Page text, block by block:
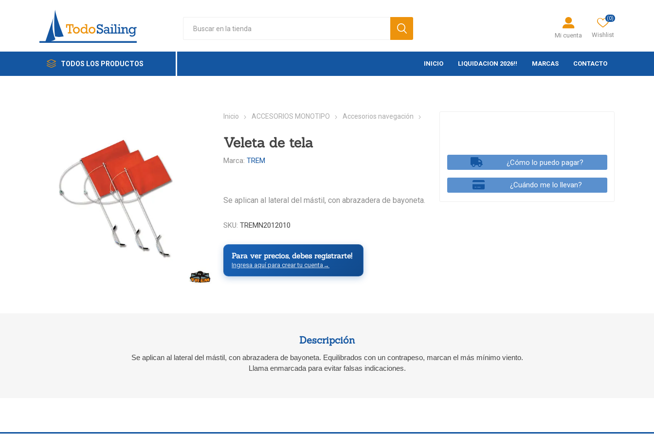
Mi cuenta Wishlist
(0)
TODOS LOS PRODUCTOS INICIO LIQUIDACION 2026!! MARCAS CONTACTO
Inicio ACCESORIOS MONOTIPO Accesorios navegación
Veleta de tela
Marca: TREM
Se aplican al lateral del mástil, con abrazadera de bayoneta.
SKU: TREMN2012010
Para ver precios, debes registrarte!
Ingresa aquí para crear tu cuenta →
¿Cómo lo puedo pagar?
¿Cuándo me lo llevan?
Descripción
Se aplican al lateral del mástil, con abrazadera de bayoneta. Equilibrados con un contrapeso, marcan el más mínimo viento.
Llama enmarcada para evitar falsas indicaciones.